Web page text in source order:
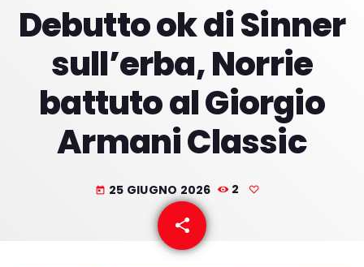
play_arrow
HOME
NUESTRAS FRECUENCIAS
Debutto ok di Sinner
sull’erba, Norrie
battuto al Giorgio
Armani Classic
today 25 GIUGNO 2026 2
share
email